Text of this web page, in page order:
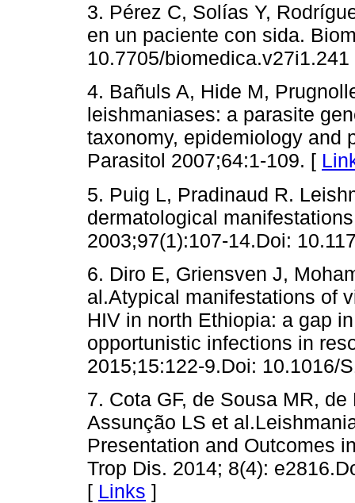
3. Pérez C, Solías Y,
en un paciente con sida.
10.7705/
4. Bañuls A, Hide M,
leishmaniases: a parasite
taxonomy, epidemiology and
Parasitol 2007;64:1-109. [
5. Puig L, Pradinaud R.
dermatological
2003;97(1):107-14.Doi:
6. Diro E, Griensven J,
al.Atypical manifestations of
HIV in north Ethiopia: a gap
opportunistic infections in
2015;15:122-9.Doi: 10.1016/
7. Cota GF, de Sousa MR,
Assunção LS et
Presentation and Outcomes
Trop Dis. 2014; 8(4):
[ Links ]